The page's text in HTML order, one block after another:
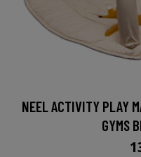
NEEL ACTIVITY PLAY
GYMS